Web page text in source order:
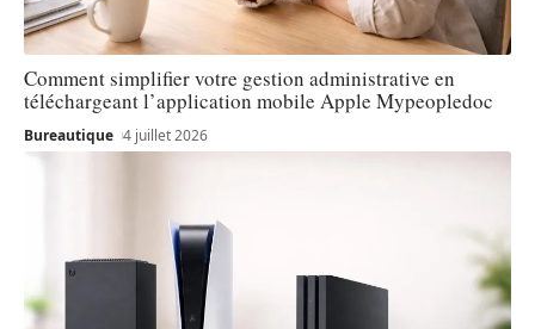
Comment simplifier votre gestion administrative en
téléchargeant l’application mobile Apple Mypeopledoc
Bureautique 4 juillet 2026